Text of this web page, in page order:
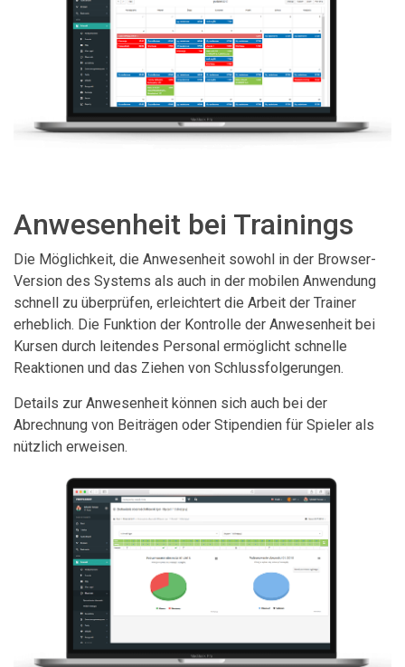
Anwesenheit bei Trainings
Die Möglichkeit, die Anwesenheit sowohl in der Browser-
Version des Systems als auch in der mobilen Anwendung
schnell zu überprüfen, erleichtert die Arbeit der Trainer
erheblich. Die Funktion der Kontrolle der Anwesenheit bei
Kursen durch leitendes Personal ermöglicht schnelle
Reaktionen und das Ziehen von Schlussfolgerungen.
Details zur Anwesenheit können sich auch bei der
Abrechnung von Beiträgen oder Stipendien für Spieler als
nützlich erweisen.